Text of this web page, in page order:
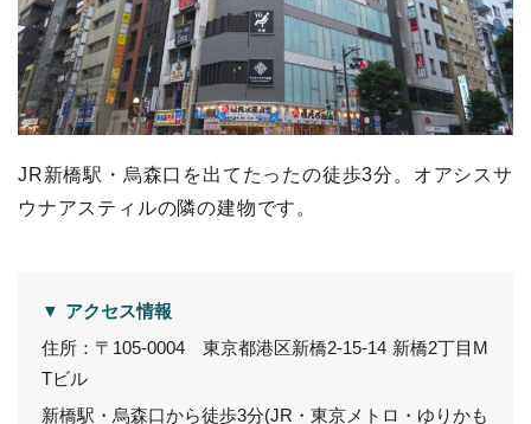
JR新橋駅・烏森口を出てたったの徒歩3分。オアシスサ
ウナアスティルの隣の建物です。
▼ アクセス情報
住所：〒105-0004 東京都港区新橋2-15-14 新橋2丁目M
Tビル
新橋駅・烏森口から徒歩3分(JR・東京メトロ・ゆりかも